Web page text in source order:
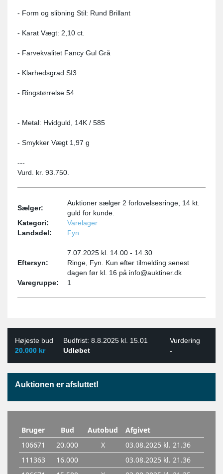
- Form og slibning Stil: Rund Brillant
- Karat Vægt: 2,10 ct.
- Farvekvalitet Fancy Gul Grå
- Klarhedsgrad SI3
- Ringstørrelse 54
- Metal: Hvidguld, 14K / 585
- Smykker Vægt 1,97 g
---
Vurd. kr. 93.750.
Sælger:
Auktioner sælger 2 forlovelsesringe, 14 kt.
guld for kunde.
Kategori:
Varelager
Landsdel:
Fyn
Eftersyn:
7.07.2025 kl. 14.00 - 14.30
Ringe, Fyn. Kun efter tilmelding senest
dagen før kl. 16 på info@auktiner.dk
Varegruppe:
1
Højeste bud Budfrist: 8.8.2025 kl. 15.01
Vurdering
20.000 kr
Udløbet -
Auktionen er afsluttet!